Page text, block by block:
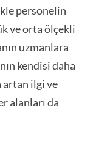
personelin
ve orta ölçekli
uzmanlara
kendisi daha
artan ilgi ve
alanları da